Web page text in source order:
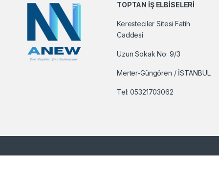
TOPTAN İŞ ELBİSELERİ
Keresteciler Sitesi Fatih
Caddesi
Uzun Sokak No: 9/3
Merter-Güngören / İSTANBUL
Tel:05321703062